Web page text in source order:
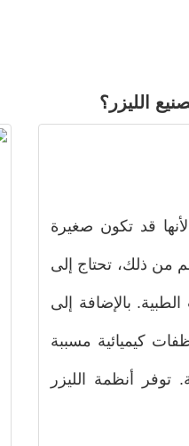
الليزر؟
قد تكون صغيرة
من ذلك، تحتاج إلى
بالإضافة إلى
كيميائية مسببة
توفر أنظمة الليزر